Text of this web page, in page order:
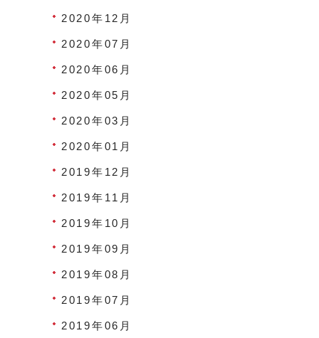
2020年12月
2020年07月
2020年06月
2020年05月
2020年03月
2020年01月
2019年12月
2019年11月
2019年10月
2019年09月
2019年08月
2019年07月
2019年06月